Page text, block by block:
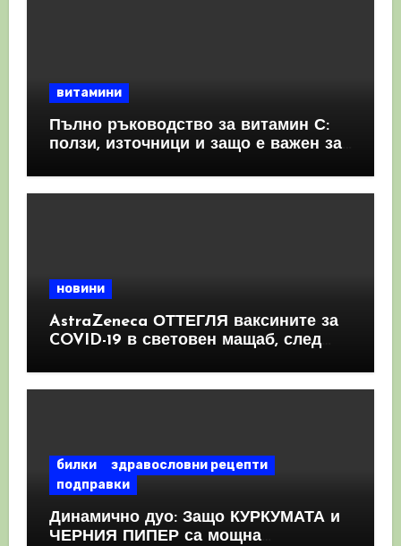
витамини
Пълно ръководство за витамин С:
ползи, източници и защо е важен за
новини
AstraZeneca ОТТЕГЛЯ ваксините за
COVID-19 в световен мащаб, след
КРЪВНИ съсиреци
билки
здравословни рецепти
подправки
Динамично дуо: Защо КУРКУМАТА и
ЧЕРНИЯ ПИПЕР са мощна